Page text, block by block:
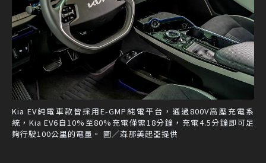
Kia EV純電車款皆採用E-GMP純電平台，通過800V高壓充電系
統，Kia EV6自10%至80%充電僅需18分鐘，充電4.5分鐘即可足
夠行駛100公里的電量。 圖／森那美起亞提供